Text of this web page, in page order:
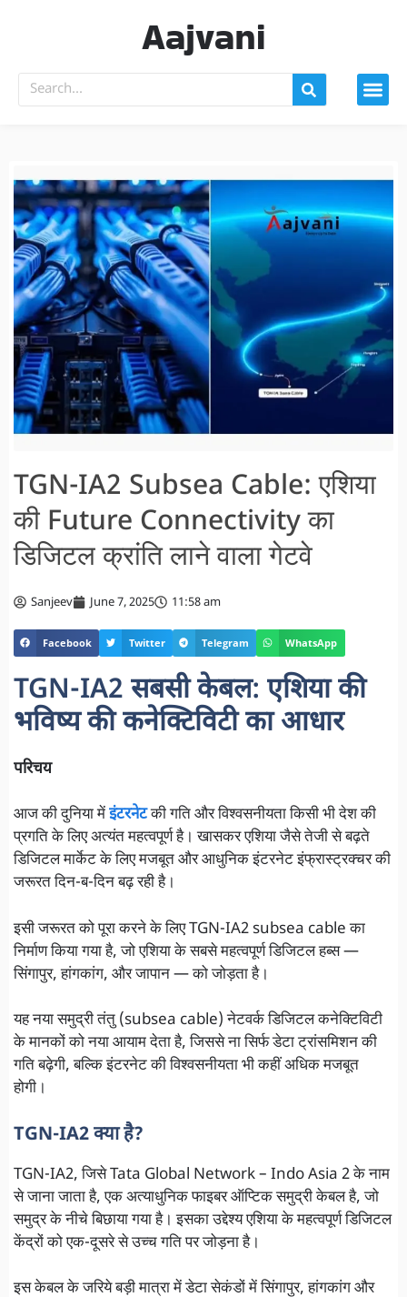
Aajvani
TGN-IA2 Subsea Cable: एशिया
की Future Connectivity का
डिजिटल क्रांति लाने वाला गेटवे
Sanjeev June 7, 2025 11:58 am
Facebook Twitter Telegram WhatsApp
TGN-IA2 सबसी केबल: एशिया की
भविष्य की कनेक्टिविटी का आधार
परिचय
आज की दुनिया मेंइंटरनेटकी गति और विश्वसनीयता किसी भी देश की
प्रगति के लिए अत्यंत महत्वपूर्ण है। खासकर एशिया जैसे तेजी से बढ़ते
डिजिटल मार्केट के लिए मजबूत और आधुनिक इंटरनेट इंफ्रास्ट्रक्चर की
जरूरत दिन-ब-दिन बढ़ रही है।
इसी जरूरत को पूरा करने के लिए TGN-IA2 subsea cable का
निर्माण किया गया है, जो एशिया के सबसे महत्वपूर्ण डिजिटल हब्स —
सिंगापुर, हांगकांग, और जापान — को जोड़ता है।
यह नया समुद्री तंतु (subsea cable) नेटवर्क डिजिटल कनेक्टिविटी
के मानकों को नया आयाम देता है, जिससे ना सिर्फ डेटा ट्रांसमिशन की
गति बढ़ेगी, बल्कि इंटरनेट की विश्वसनीयता भी कहीं अधिक मजबूत
होगी।
TGN-IA2 क्या है?
TGN-IA2, जिसे Tata Global Network – Indo Asia 2 के नाम
से जाना जाता है, एक अत्याधुनिक फाइबर ऑप्टिक समुद्री केबल है, जो
समुद्र के नीचे बिछाया गया है। इसका उद्देश्य एशिया के महत्वपूर्ण डिजिटल
केंद्रों को एक-दूसरे से उच्च गति पर जोड़ना है।
इस केबल के जरिये बड़ी मात्रा में डेटा सेकंडों में सिंगापुर, हांगकांग और